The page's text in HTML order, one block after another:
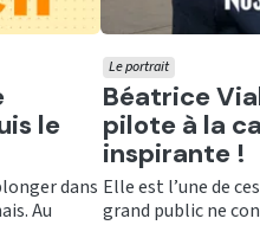
le
dans
Au
Ecouter
Béatrice
pilote à la
inspirante !
Le portrait
Elle est l’une de
grand public ne